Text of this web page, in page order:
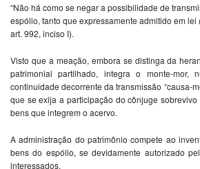
“Não há como se negar a possibilidade de
espólio, tanto que expressamente admitido em
art. 992, inciso I).
Visto que a meação, embora se distinga da
patrimonial partilhado, integra o monte-mor,
continuidade decorrente da transmissão “causa-
que se exija a participação do cônjuge
bens que integrem o acervo.
A administração do patrimônio compete ao
bens do espólio, se devidamente autorizado
interessados.